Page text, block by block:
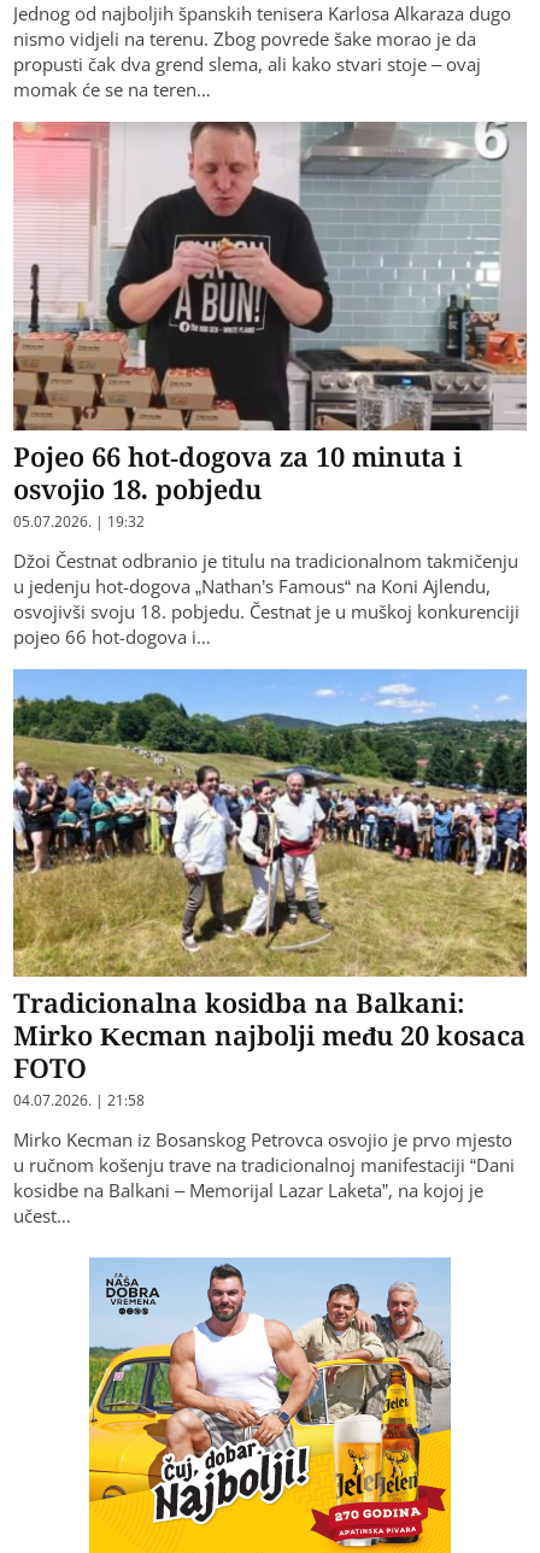
Jednog od najboljih španskih tenisera Karlosa Alkaraza dugo
nismo vidjeli na terenu. Zbog povrede šake morao je da
propusti čak dva grend slema, ali kako stvari stoje – ovaj
momak će se na teren…
Pojeo 66 hot-dogova za 10 minuta i
osvojio 18. pobjedu
05.07.2026. | 19:32
Džoi Čestnat odbranio je titulu na tradicionalnom takmičenju
u jedenju hot-dogova „Nathan’s Famous“ na Koni Ajlendu,
osvojivši svoju 18. pobjedu. Čestnat je u muškoj konkurenciji
pojeo 66 hot-dogova i…
Tradicionalna kosidba na Balkani:
Mirko Kecman najbolji među 20 kosaca
FOTO
04.07.2026. | 21:58
Mirko Kecman iz Bosanskog Petrovca osvojio je prvo mjesto
u ručnom košenju trave na tradicionalnoj manifestaciji “Dani
kosidbe na Balkani – Memorijal Lazar Laketa”, na kojoj je
učest…